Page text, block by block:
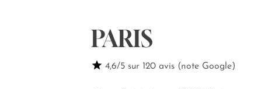
PARIS
4,6/5 sur 120 avis (note Google)